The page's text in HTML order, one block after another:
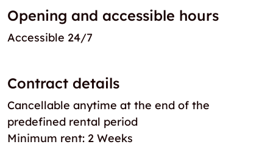
Opening and accessible hours
Accessible 24/7
Contract details
Cancellable anytime at the end of the
predefined rental period
Minimum rent: 2 Weeks